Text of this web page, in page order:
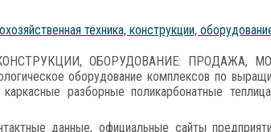
техника, конструкции,
ОБОРУДОВАНИЕ: ПРОДАЖА,
оборудование комплексов по
разборные поликарбонатные
данные, официальные сайты